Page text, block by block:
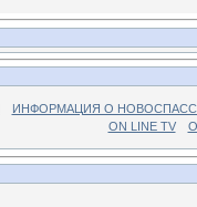
ИНФОРМАЦИЯ О
ON LINE TV